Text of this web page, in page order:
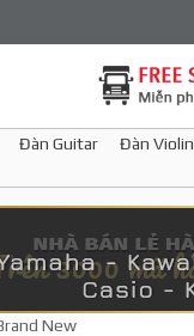
Đàn Guitar Đàn Violin
New